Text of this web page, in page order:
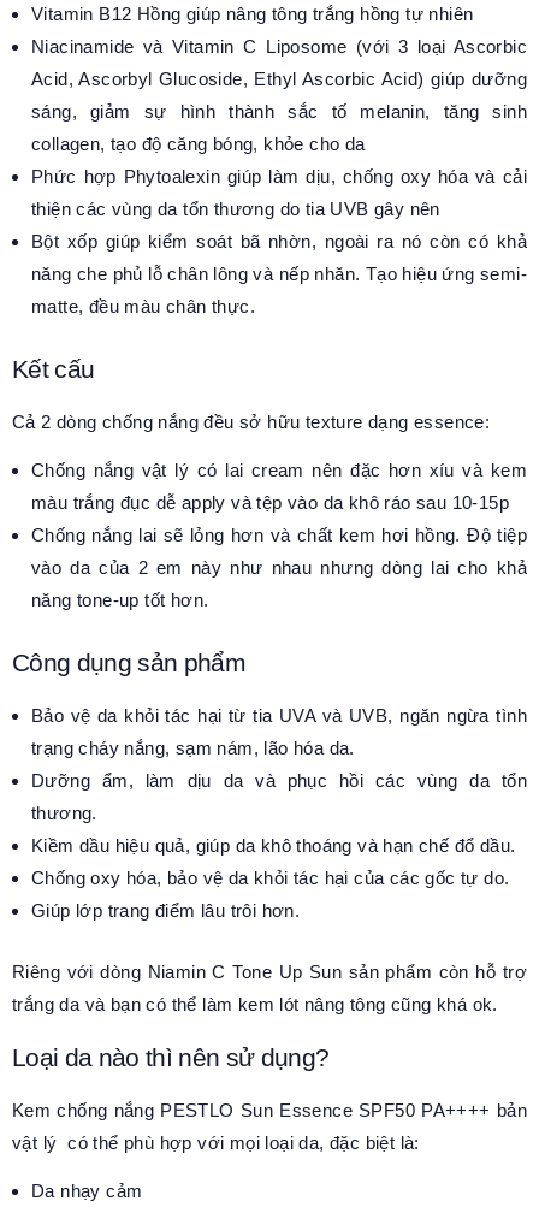
Vitamin B12 Hồng giúp nâng tông trắng hồng tự nhiên
Niacinamide và Vitamin C Liposome (với 3 loại Ascorbic
Acid, Ascorbyl Glucoside, Ethyl Ascorbic Acid) giúp dưỡng
sáng, giảm sự hình thành sắc tố melanin, tăng sinh
collagen, tạo độ căng bóng, khỏe cho da
Phức hợp Phytoalexin giúp làm dịu, chống oxy hóa và cải
thiện các vùng da tổn thương do tia UVB gây nên
Bột xốp giúp kiểm soát bã nhờn, ngoài ra nó còn có khả
năng che phủ lỗ chân lông và nếp nhăn. Tạo hiệu ứng semi-
matte, đều màu chân thực.
Kết cấu
Cả 2 dòng chống nắng đều sở hữu texture dạng essence:
Chống nắng vật lý có lai cream nên đặc hơn xíu và kem
màu trắng đục dễ apply và tệp vào da khô ráo sau 10-15p
Chống nắng lai sẽ lỏng hơn và chất kem hơi hồng. Độ tiệp
vào da của 2 em này như nhau nhưng dòng lai cho khả
năng tone-up tốt hơn.
Công dụng sản phẩm
Bảo vệ da khỏi tác hại từ tia UVA và UVB, ngăn ngừa tình
trạng cháy nắng, sạm nám, lão hóa da.
Dưỡng ẩm, làm dịu da và phục hồi các vùng da tổn
thương.
Kiềm dầu hiệu quả, giúp da khô thoáng và hạn chế đổ dầu.
Chống oxy hóa, bảo vệ da khỏi tác hại của các gốc tự do.
Giúp lớp trang điểm lâu trôi hơn.
Riêng với dòng Niamin C Tone Up Sun sản phẩm còn hỗ trợ
trắng da và bạn có thể làm kem lót nâng tông cũng khá ok.
Loại da nào thì nên sử dụng?
Kem chống nắng PESTLO Sun Essence SPF50 PA++++ bản
vật lý có thể phù hợp với mọi loại da, đặc biệt là:
Da nhạy cảm